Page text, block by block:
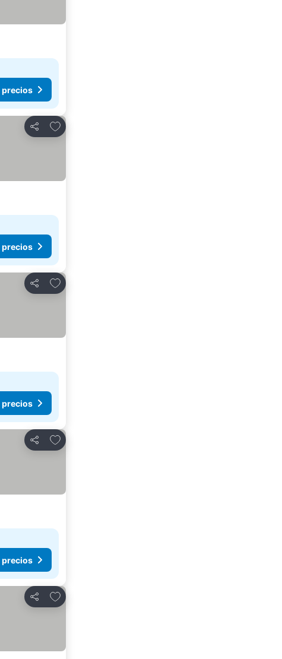
precios
Compartir
Agregar a favoritos
precios
Compartir
Agregar a favoritos
precios
Compartir
Agregar a favoritos
precios
Compartir
Agregar a favoritos